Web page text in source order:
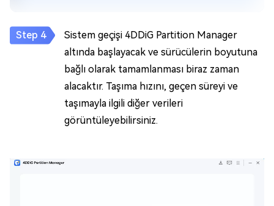
Sistem geçişi 4DDiG Partition Manager
altında başlayacak ve sürücülerin boyutuna
bağlı olarak tamamlanması biraz zaman
alacaktır. Taşıma hızını, geçen süreyi ve
taşımayla ilgili diğer verileri
görüntüleyebilirsiniz.